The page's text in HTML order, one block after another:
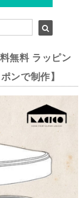
無料 ラッピン
ンで制作】